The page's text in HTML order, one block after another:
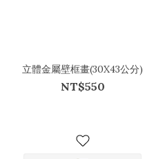
立體金屬壁框畫(30X43公分)
NT$550